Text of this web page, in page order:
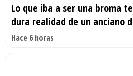
Lo que iba a ser una broma
dura realidad de un anciano
Hace 6 horas